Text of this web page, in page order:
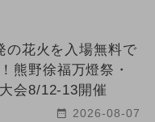
の花火を入場無料で
熊野徐福万燈祭・
会8/12-13開催
2026-08-07